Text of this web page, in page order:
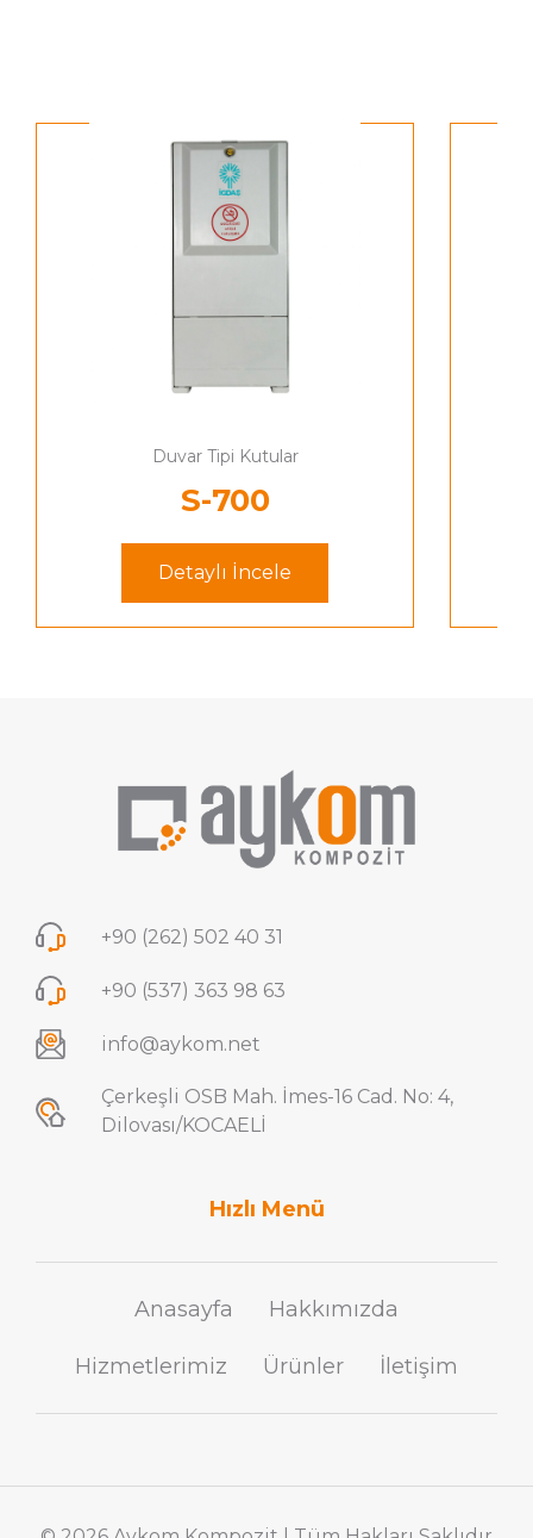
Duvar Tipi Kutular
S-700
Detaylı İncele
+90 (262) 502 40 31
+90 (537) 363 98 63
info@aykom.net
Çerkeşli OSB Mah. İmes-16 Cad. No: 4,
Dilovası/KOCAELİ
Hızlı Menü
Anasayfa Hakkımızda
Hizmetlerimiz Ürünler İletişim